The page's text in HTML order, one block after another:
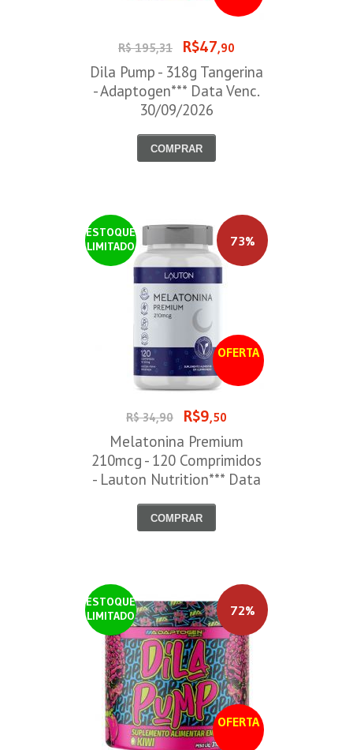
R$ 195,31 R$47,90
Dila Pump - 318g Tangerina
- Adaptogen*** Data Venc.
30/09/2026
COMPRAR
ESTOQUE
LIMITADO
OFERTA
73%
R$ 34,90 R$9,50
Melatonina Premium
210mcg - 120 Comprimidos
- Lauton Nutrition*** Data
COMPRAR
ESTOQUE
LIMITADO
OFERTA
72%